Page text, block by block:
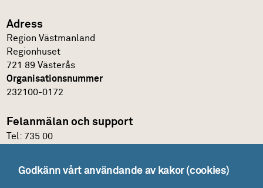
Adress
Region Västmanland
Regionhuset
721 89 Västerås
Organisationsnummer
232100-0172
Felanmälan och support
Tel: 735 00
Godkänn vårt användande av kakor (cookies)